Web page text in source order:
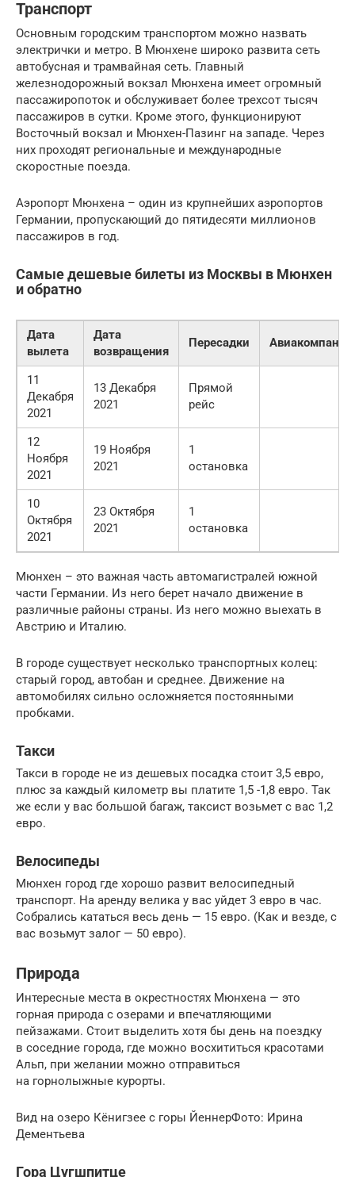
Транспорт
Основным городским транспортом можно назвать
электрички и метро. В Мюнхене широко развита сеть
автобусная и трамвайная сеть. Главный
железнодорожный вокзал Мюнхена имеет огромный
пассажиропоток и обслуживает более трехсот тысяч
пассажиров в сутки. Кроме этого, функционируют
Восточный вокзал и Мюнхен-Пазинг на западе. Через
них проходят региональные и международные
скоростные поезда.
Аэропорт Мюнхена – один из крупнейших аэропортов
Германии, пропускающий до пятидесяти миллионов
пассажиров в год.
Самые дешевые билеты из Москвы в Мюнхен
и обратно
Дата
вылета
Дата
возвращения
Пересадки Авиакомпания
11
Декабря
2021
13 Декабря
2021
Прямой
рейс
12
Ноября
2021
19 Ноября
2021
1
остановка
10
Октября
2021
23 Октября
2021
1
остановка
Мюнхен – это важная часть автомагистралей южной
части Германии. Из него берет начало движение в
различные районы страны. Из него можно выехать в
Австрию и Италию.
В городе существует несколько транспортных колец:
старый город, автобан и среднее. Движение на
автомобилях сильно осложняется постоянными
пробками.
Такси
Такси в городе не из дешевых посадка стоит 3,5 евро,
плюс за каждый километр вы платите 1,5 -1,8 евро. Так
же если у вас большой багаж, таксист возьмет с вас 1,2
евро.
Велосипеды
Мюнхен город где хорошо развит велосипедный
транспорт. На аренду велика у вас уйдет 3 евро в час.
Собрались кататься весь день — 15 евро. (Как и везде, с
вас возьмут залог — 50 евро).
Природа
Интересные места в окрестностях Мюнхена — это
горная природа с озерами и впечатляющими
пейзажами. Стоит выделить хотя бы день на поездку
в соседние города, где можно восхититься красотами
Альп, при желании можно отправиться
на горнолыжные курорты.
Вид на озеро Кёнигзее с горы ЙеннерФото: Ирина
Дементьева
Гора Цугшпитце